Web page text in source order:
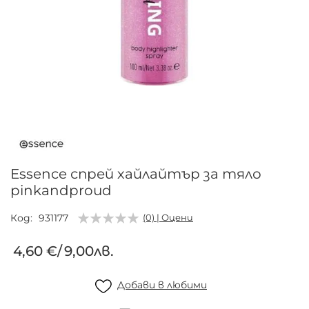
на
със
снимки
Essence спрей хайлайтър за тяло
pinkandproud
Код 931177 (0) | Оцени
4,60 €/9,00лв.
Добави в любими